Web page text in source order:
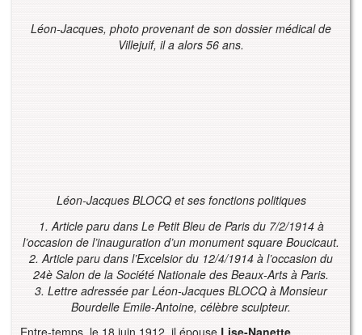
Léon-Jacques, photo provenant de son dossier médical de
Villejuif, il a alors 56 ans.
Léon-Jacques BLOCQ et ses fonctions politiques
1. Article paru dans Le Petit Bleu de Paris du 7/2/1914 à
l’occasion de l’inauguration d’un monument square Boucicaut.
2. Article paru dans l’Excelsior du 12/4/1914 à l’occasion du
24è Salon de la Société Nationale des Beaux-Arts à Paris.
3. Lettre adressée par Léon-Jacques BLOCQ à Monsieur
Bourdelle Emile-Antoine, célèbre sculpteur.